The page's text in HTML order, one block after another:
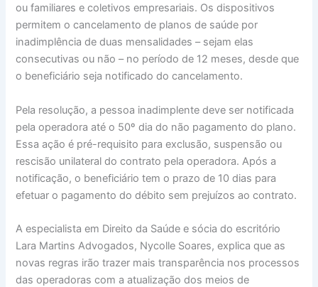
ou familiares e coletivos empresariais. Os dispositivos
permitem o cancelamento de planos de saúde por
inadimplência de duas mensalidades – sejam elas
consecutivas ou não – no período de 12 meses, desde que
o beneficiário seja notificado do cancelamento.
Pela resolução, a pessoa inadimplente deve ser notificada
pela operadora até o 50º dia do não pagamento do plano.
Essa ação é pré-requisito para exclusão, suspensão ou
rescisão unilateral do contrato pela operadora. Após a
notificação, o beneficiário tem o prazo de 10 dias para
efetuar o pagamento do débito sem prejuízos ao contrato.
A especialista em Direito da Saúde e sócia do escritório
Lara Martins Advogados, Nycolle Soares, explica que as
novas regras irão trazer mais transparência nos processos
das operadoras com a atualização dos meios de